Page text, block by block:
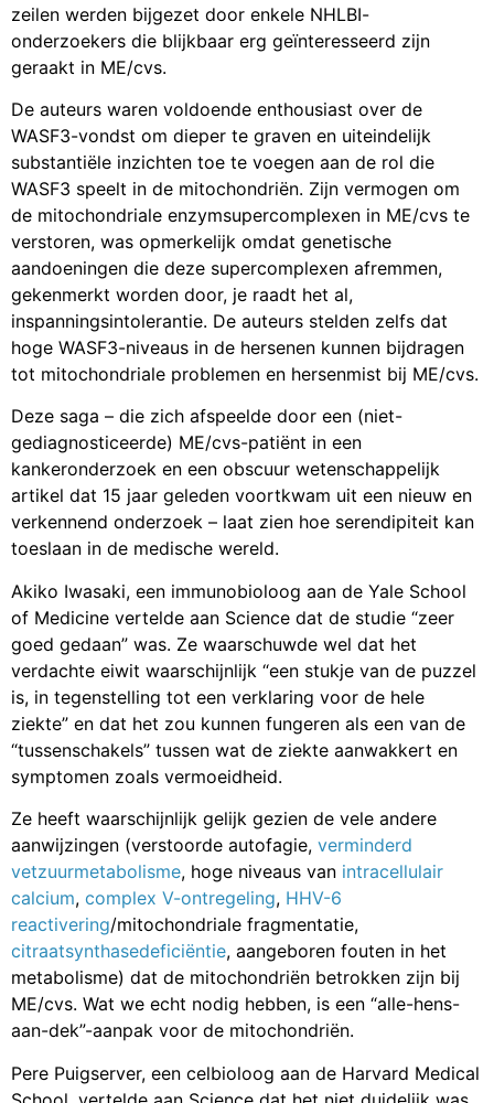
zeilen werden bijgezet door enkele NHLBI-
onderzoekers die blijkbaar erg geïnteresseerd zijn
geraakt in ME/cvs.
De auteurs waren voldoende enthousiast over de
WASF3-vondst om dieper te graven en uiteindelijk
substantiële inzichten toe te voegen aan de rol die
WASF3 speelt in de mitochondriën. Zijn vermogen om
de mitochondriale enzymsupercomplexen in ME/cvs te
verstoren, was opmerkelijk omdat genetische
aandoeningen die deze supercomplexen afremmen,
gekenmerkt worden door, je raadt het al,
inspanningsintolerantie. De auteurs stelden zelfs dat
hoge WASF3-niveaus in de hersenen kunnen bijdragen
tot mitochondriale problemen en hersenmist bij ME/cvs.
Deze saga – die zich afspeelde door een (niet-
gediagnosticeerde) ME/cvs-patiënt in een
kankeronderzoek en een obscuur wetenschappelijk
artikel dat 15 jaar geleden voortkwam uit een nieuw en
verkennend onderzoek – laat zien hoe serendipiteit kan
toeslaan in de medische wereld.
Akiko Iwasaki, een immunobioloog aan de Yale School
of Medicine vertelde aan Science dat de studie “zeer
goed gedaan” was. Ze waarschuwde wel dat het
verdachte eiwit waarschijnlijk “een stukje van de puzzel
is, in tegenstelling tot een verklaring voor de hele
ziekte” en dat het zou kunnen fungeren als een van de
“tussenschakels” tussen wat de ziekte aanwakkert en
symptomen zoals vermoeidheid.
Ze heeft waarschijnlijk gelijk gezien de vele andere
aanwijzingen (verstoorde autofagie, verminderd
vetzuurmetabolisme, hoge niveaus van intracellulair
calcium, complex V-ontregeling, HHV-6
reactivering/mitochondriale fragmentatie,
citraatsynthasedeficiëntie, aangeboren fouten in het
metabolisme) dat de mitochondriën betrokken zijn bij
ME/cvs. Wat we echt nodig hebben, is een “alle-hens-
aan-dek”-aanpak voor de mitochondriën.
Pere Puigserver, een celbioloog aan de Harvard Medical